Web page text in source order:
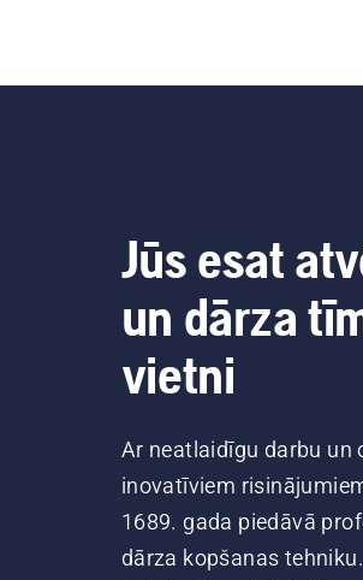
Jūs esat
un dārza
vietni
Ar neatlaidīgu darbu un
inovatīviem
1689. gada piedāvā
dārza kopšanas